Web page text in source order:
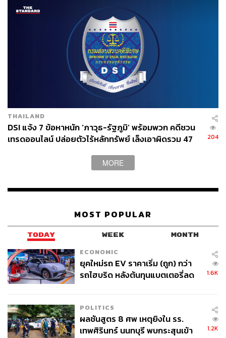
THAILAND
DSI แจ้ง 7 ข้อหาหนัก ‘ภาวุธ-รัฐภูมิ’ พร้อมพวก คดีชวน
เทรดออนไลน์ ปล่อยตัวไร้หลักทรัพย์ เล็งเอาผิดรวม 47
204
MORE
MOST POPULAR
TODAY WEEK MONTH
ECONOMIC
ยุคใหม่รถ EV ราคาเริ่ม (ถูก) กว่า
รถไฮบริด หลังต้นทุนแบตเตอรี่ลด
1.6K
POLITICS
ผลชันสูตร 8 ศพ เหตุยิงใน รร.
เทพศิรินทร์ นนทบุรี พบกระสุนเข้า
1.2K